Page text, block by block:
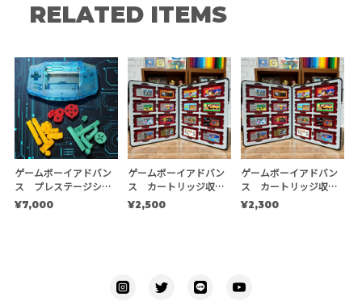
RELATED ITEMS
ゲームボーイアドバン
ス プレステージシェ
ルキット 【EXE】
¥7,000
ゲームボーイアドバン
ス カートリッジ収納
ケース
¥2,500
ゲームボーイアドバン
ス カートリッジ収納
ケース ※複数個用
¥2,300